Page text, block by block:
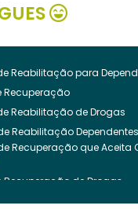
Reabilitação para
Recuperação
Reabilitação de Drogas
Reabilitação
Recuperação que Aceita
Recuperação de Drogas
Reabilitação de